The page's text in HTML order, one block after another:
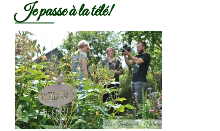
Je passe à la télé!